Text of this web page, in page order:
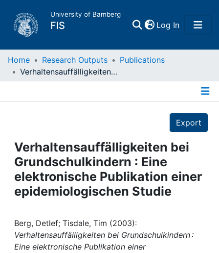
University of Bamberg
FIS Log In(current)
Home
Projects
People
Institutions
Awards
My FIS
Home Research Outputs
Publications
Verhaltensauffälligkeiten bei Grundschulkindern : Eine elektronische Publikation einer epidemiologischen Studie
Export
Verhaltensauffälligkeiten bei
Grundschulkindern : Eine
elektronische Publikation einer
epidemiologischen Studie
Berg, Detlef; Tisdale, Tim (2003):
Verhaltensauffälligkeiten bei Grundschulkindern :
Eine elektronische Publikation einer